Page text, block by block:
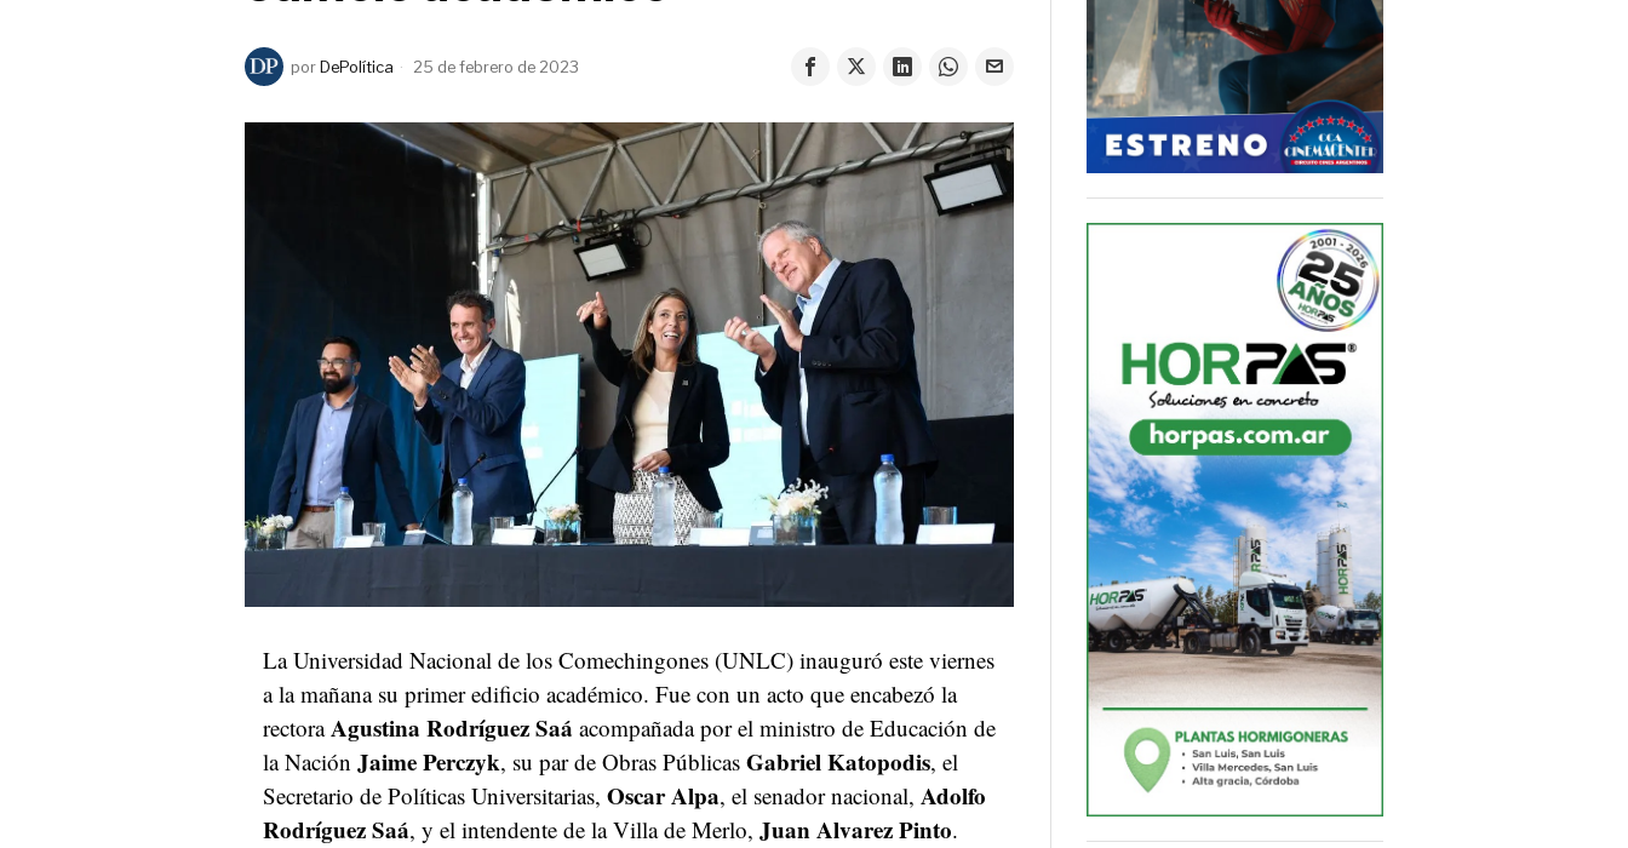
por DePolítica 25 de febrero de 2023
La Universidad Nacional de los Comechingones (UNLC) inauguró este viernes
a la mañana su primer edificio académico. Fue con un acto que encabezó la
rectoraAgustina Rodríguez Saá acompañada por el ministro de Educación de
la Nación Jaime Perczyk, su par de Obras Públicas Gabriel Katopodis, el
Secretario de Políticas Universitarias, Oscar Alpa, el senador nacional, Adolfo
Rodríguez Saá, y el intendente de la Villa de Merlo, Juan Alvarez Pinto.